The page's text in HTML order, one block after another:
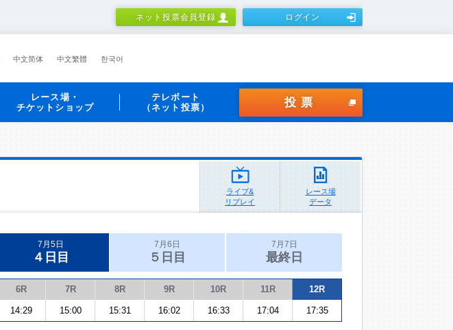
ネット投票会員登録 ログイン
中文简体 中文繁體 한국어
レース場・
チケットショップ
テレボート
（ネット投票）
投票
ライブ&
リプレイ
レース場
データ
7月5日
４日目
7月6日
５日目
7月7日
最終日
6R 7R 8R 9R 10R 11R 12R
14:29 15:00 15:31 16:02 16:33 17:04 17:35